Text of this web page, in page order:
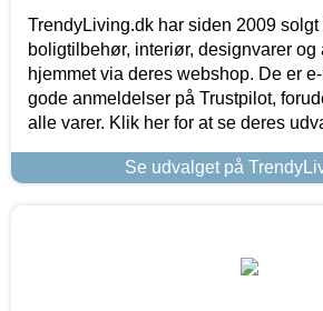
TrendyLiving.dk har siden 2009 solgt
boligtilbehør, interiør, designvarer og
hjemmet via deres webshop. De er
gode anmeldelser på Trustpilot,
alle varer. Klik her for at se deres
Se udvalget på